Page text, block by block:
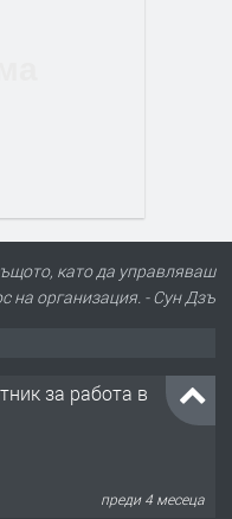
като да управляваш
на организация. - Сун Дзъ
за работа в
преди 4 месеца